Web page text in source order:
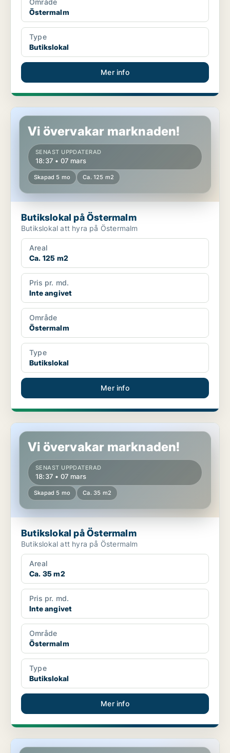
Område
Östermalm
Type
Butikslokal
Mer info
Butikslokal på Östermalm
Vi övervakar marknaden!
SENAST UPPDATERAD
18:37 • 07 mars
Skapad 5 mo Ca. 125 m2
Butikslokal på Östermalm
Butikslokal att hyra på Östermalm
Areal
Ca. 125 m2
Pris pr. md.
Inte angivet
Område
Östermalm
Type
Butikslokal
Mer info
Butikslokal på Östermalm
Vi övervakar marknaden!
SENAST UPPDATERAD
18:37 • 07 mars
Skapad 5 mo Ca. 35 m2
Butikslokal på Östermalm
Butikslokal att hyra på Östermalm
Areal
Ca. 35 m2
Pris pr. md.
Inte angivet
Område
Östermalm
Type
Butikslokal
Mer info
Butikslokal på Östermalm